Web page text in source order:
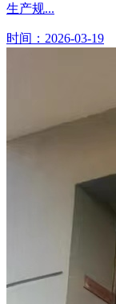
生产规...
时间：2026-03-19